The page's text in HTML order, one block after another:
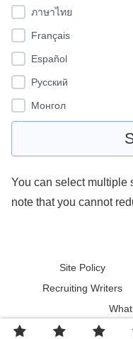
ภาษาไทย
Français
Español
Pусский
Монгол
You can select multiple
note that you cannot
Site Policy
Recruiting Writers
©